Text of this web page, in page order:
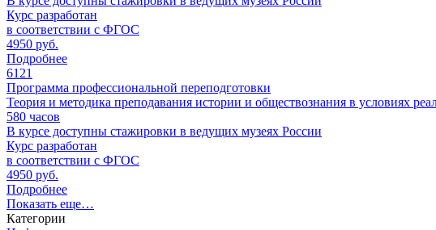
Курс разработан
в соответствии с ФГОС
4950 руб.
Подробнее
6121
Программа профессиональной переподготовки
Теория и методика преподавания истории и обществознания в
580 часов
В курсе доступны стажировки в ведущих музеях России
Курс разработан
в соответствии с ФГОС
4950 руб.
Подробнее
Показать еще…
Категории